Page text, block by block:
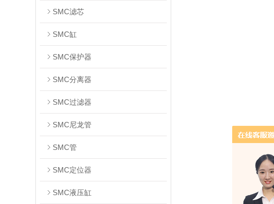
SMC滤芯
SMC缸
SMC保护器
SMC分离器
SMC过滤器
SMC尼龙管
SMC管
SMC定位器
SMC液压缸